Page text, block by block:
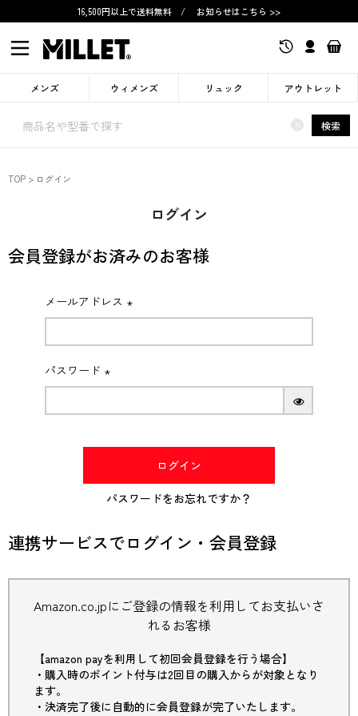
16,500円以上で送料無料 / お知らせはこちら >>
メンズ ウィメンズ リュック アウトレット
× 検索
TOP ログイン
ログイン
会員登録がお済みのお客様
メールアドレス
(必
パスワード
(必
ログイン
パスワードをお忘れですか？
連携サービスでログイン・会員登録
Amazon.co.jpにご登録の情報を利用してお支払いさ
れるお客様
【amazon payを利用して初回会員登録を行う場合】
・購入時のポイント付与は2回目の購入からが対象となり
ます。
・決済完了後に自動的に会員登録が完了いたします。